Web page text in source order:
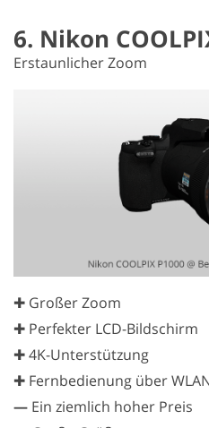
6. Nikon
Erstaunlicher Zoom
✚ Großer Zoom
✚ Perfekter LCD-Bildschirm
✚ 4K-Unterstützung
✚ Fernbedienung über
— Ein ziemlich hoher Preis